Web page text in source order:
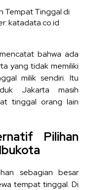
Tempat Tinggal di
katadata.co.id
bahwa ada
yang tidak memiliki
milik sendiri. Itu
Jakarta masih
tinggal orang lain
Pilihan
sebagian besar
tempat tinggal. Di